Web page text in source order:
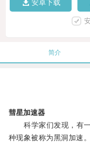
安卓下载
简介
彗星加速器
科学家们发现，有一
种现象被称为黑洞加速。